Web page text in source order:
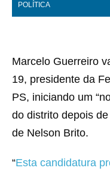
POLÍTICA
Marcelo Guerreiro
19, presidente da
PS, iniciando um
do distrito depois
de Nelson Brito.
“Esta candidatura